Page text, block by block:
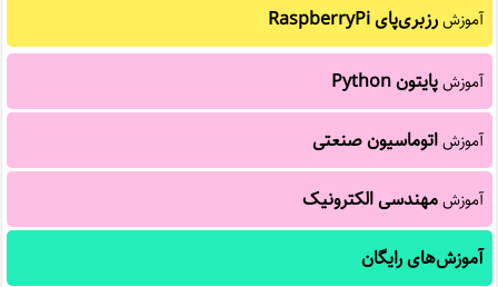
آموزشرزبری‌پای RaspberryPi
آموزشپایتون Python
آموزشاتوماسیون صنعتی
آموزشمهندسی الکترونیک
آموزش‌های رایگان